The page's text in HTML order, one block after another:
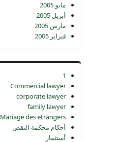
مايو 2005
أبريل 2005
مارس 2005
فبراير 2005
1
Commercial lawyer
corporate lawyer
family lawyer
Mariage des etrangers
أحكام محكمة النقض
أستثمار